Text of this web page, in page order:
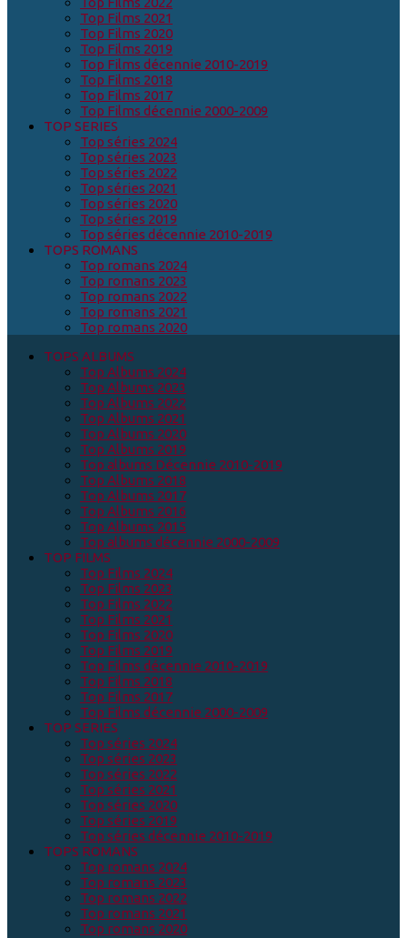
Top Films 2021
Top Films 2020
Top Films 2019
Top Films décennie 2010-2019
Top Films 2018
Top Films 2017
Top Films décennie 2000-2009
TOP SERIES
Top séries 2024
Top séries 2023
Top séries 2022
Top séries 2021
Top séries 2020
Top séries 2019
Top séries décennie 2010-2019
TOPS ROMANS
Top romans 2024
Top romans 2023
Top romans 2022
Top romans 2021
Top romans 2020
TOPS ALBUMS
Top Albums 2024
Top Albums 2023
Top Albums 2022
Top Albums 2021
Top Albums 2020
Top Albums 2019
Top albums Décennie 2010-2019
Top Albums 2018
Top Albums 2017
Top Albums 2016
Top Albums 2015
Top albums décennie 2000-2009
TOP FILMS
Top Films 2024
Top Films 2023
Top Films 2022
Top Films 2021
Top Films 2020
Top Films 2019
Top Films décennie 2010-2019
Top Films 2018
Top Films 2017
Top Films décennie 2000-2009
TOP SERIES
Top séries 2024
Top séries 2023
Top séries 2022
Top séries 2021
Top séries 2020
Top séries 2019
Top séries décennie 2010-2019
TOPS ROMANS
Top romans 2024
Top romans 2023
Top romans 2022
Top romans 2021
Top romans 2020